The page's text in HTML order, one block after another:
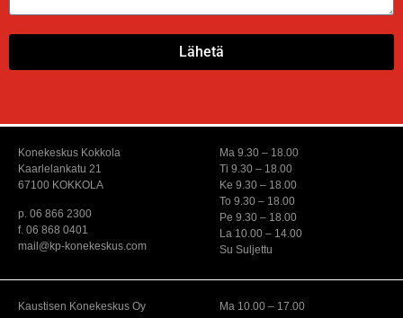
Lähetä
Konekeskus Kokkola
Kaarlelankatu 21
67100 KOKKOLA
p. 06 866 2300
f. 06 868 0401
mail@kp-konekeskus.com
Ma 9.30 – 18.00
Ti 9.30 – 18.00
Ke 9.30 – 18.00
To 9.30 – 18.00
Pe 9.30 – 18.00
La 10.00 – 14.00
Su Suljettu
Kaustisen Konekeskus Oy
Ma 10.00 – 17.00